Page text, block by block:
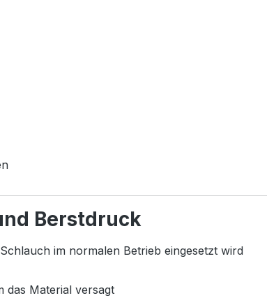
Berstdruck
im normalen Betrieb eingesetzt wird
das Material versagt